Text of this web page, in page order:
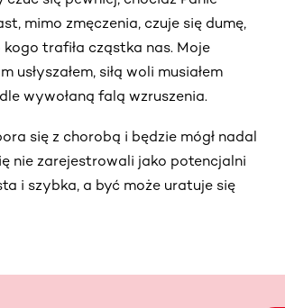
mimo zmęczenia, czuje się dumę,
trafiła cząstka nas. Moje
siłą woli musiałem
wywołaną falą wzruszenia.
się z chorobą i będzie mógł nadal
nie zarejestrowali jako potencjalni
i szybka, a być może uratuje się